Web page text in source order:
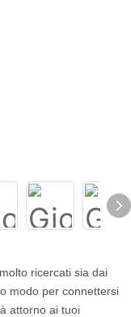
ricercati sia dai
modo per connettersi
attorno ai tuoi